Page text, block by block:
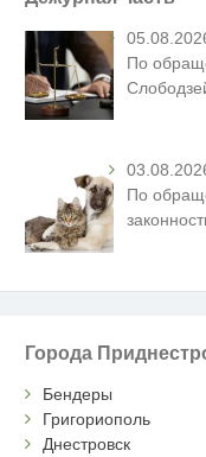
По
По
Города
Бендеры
Григориополь
Днестровск